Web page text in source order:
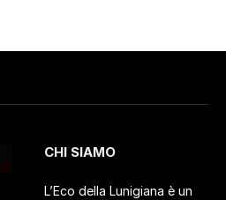
CHI SIAMO
L’Eco della Lunigiana è un